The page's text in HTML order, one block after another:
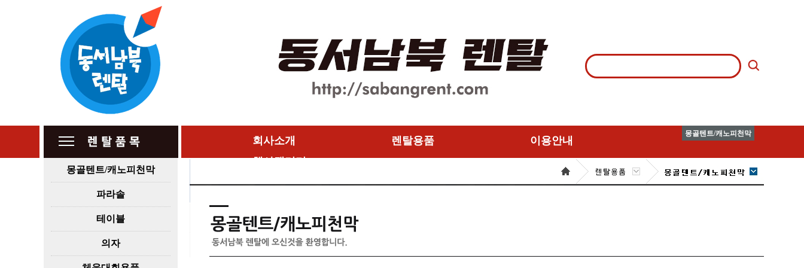
몽골텐트/캐노피천막
파라솔
테이블
의자
회사소개 렌탈용품
이용안내
행사갤러리
몽골텐트/캐노피천막